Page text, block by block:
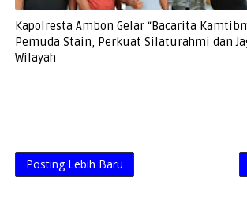
Kapolresta Ambon Gelar “Bacarita
Pemuda Stain, Perkuat Silaturahmi dan
Wilayah
Posting Lebih Baru